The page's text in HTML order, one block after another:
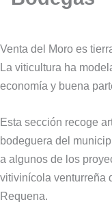
Venta del Moro es
La viticultura ha
economía y buena
Esta sección recoge
bodeguera del
a algunos de los
vitivinícola venturreña
Requena.